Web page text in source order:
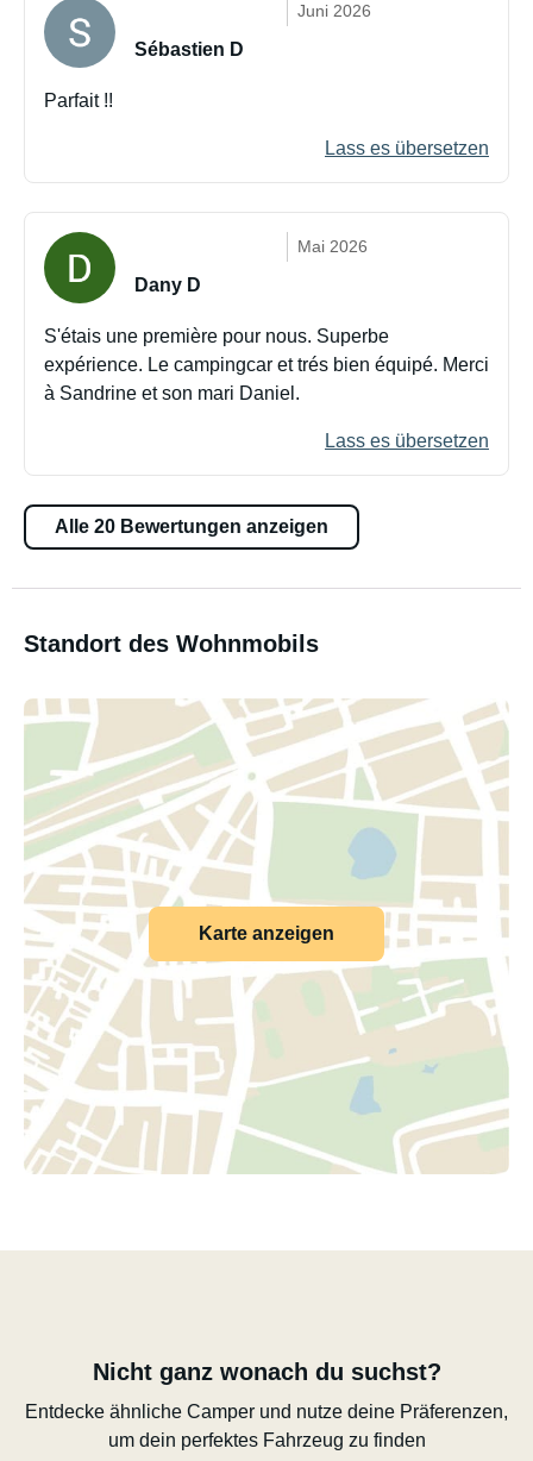
Juni 2026
Sébastien D
Parfait !!
Lass es übersetzen
Mai 2026
Dany D
S'étais une première pour nous. Superbe
expérience. Le campingcar et trés bien équipé. Merci
à Sandrine et son mari Daniel.
Lass es übersetzen
Alle 20 Bewertungen anzeigen
Standort des Wohnmobils
Karte anzeigen
Nicht ganz wonach du suchst?
Entdecke ähnliche Camper und nutze deine Präferenzen,
um dein perfektes Fahrzeug zu finden